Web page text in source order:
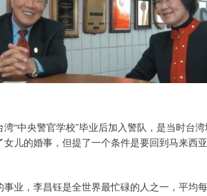
“中央警官学校”毕业后加入警队，是当时台
儿的婚事，但提了一个条件是要回到马来西
业，李昌钰是全世界最忙碌的人之一，平均